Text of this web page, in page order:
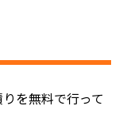
を無料で行って